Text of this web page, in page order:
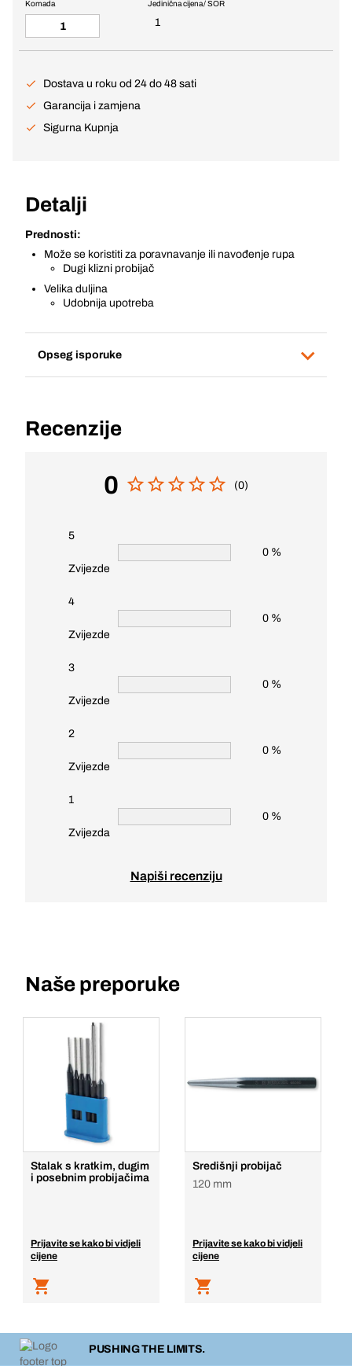
Jedinična cijena / SOR
1
Komada
Dostava u roku od 24 do 48 sati
Garancija i zamjena
Sigurna Kupnja
Detalji
Prednosti:
Može se koristiti za poravnavanje ili navođenje rupa
Dugi klizni probijač
Velika duljina
Udobnija upotreba
Opseg isporuke
Recenzije
0 (0)
5
Zvijezde
0 %
4
Zvijezde
0 %
3
Zvijezde
0 %
2
Zvijezde
0 %
1
Zvijezda
0 %
Napiši recenziju
Naše preporuke
Stalak s kratkim, dugim
i posebnim probijačima
Prijavite se kako bi vidjeli
cijene
Središnji probijač
120 mm
Prijavite se kako bi vidjeli
cijene
PUSHING THE LIMITS.